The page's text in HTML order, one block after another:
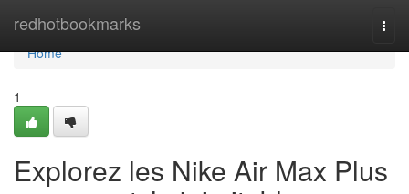
redhotbookmarks
Home
Home
1
Explorez les Nike Air Max Plus